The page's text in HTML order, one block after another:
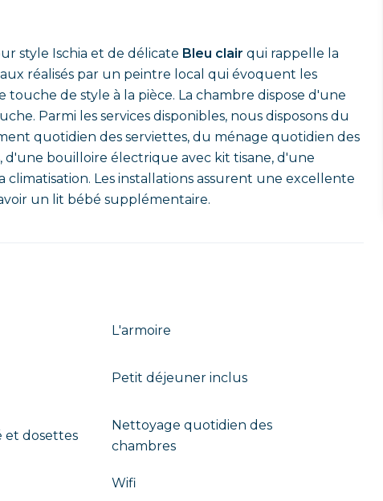
style Ischia et de délicate Bleu clair qui rappelle la
réalisés par un peintre local qui évoquent les
de style à la pièce. La chambre dispose d'une
Parmi les services disponibles, nous disposons du
quotidien des serviettes, du ménage quotidien des
d'une bouilloire électrique avec kit tisane, d'une
Les installations assurent une excellente
un lit bébé supplémentaire.
L'armoire
Petit déjeuner inclus
et dosettes
Nettoyage quotidien des
chambres
Wifi